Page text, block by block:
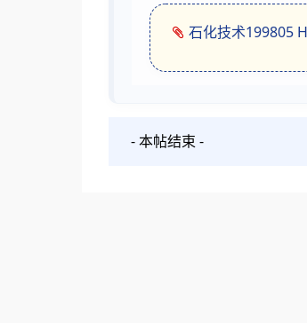
石化技术199805
- 本帖结束 -